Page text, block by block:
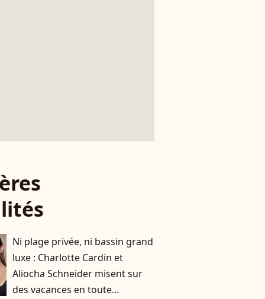
Ni plage privée, ni bassin grand
luxe : Charlotte Cardin et
Aliocha Schneider misent sur
des vacances en toute